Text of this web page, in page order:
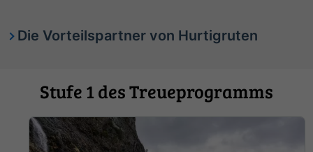
Die Vorteilspartner von Hurtigruten
Stufe 1 des Treueprogramms